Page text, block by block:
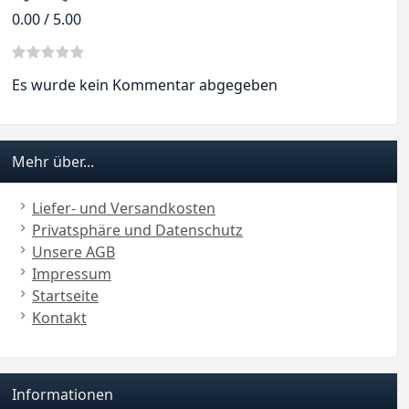
0.00 / 5.00
Es wurde kein Kommentar abgegeben
Mehr über...
Liefer- und Versandkosten
Privatsphäre und Datenschutz
Unsere AGB
Impressum
Startseite
Kontakt
Informationen